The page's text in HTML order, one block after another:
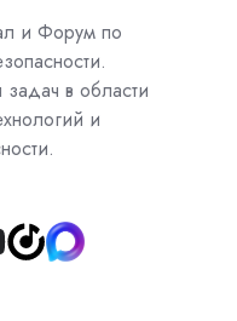
и Форум по
в области
и